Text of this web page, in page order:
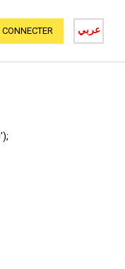
عربي CONNECTER